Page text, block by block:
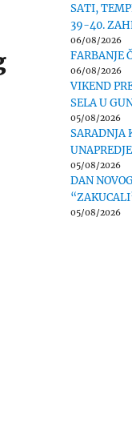
SATI,
39-40.
06/08/2026
FARBANJE
06/08/2026
VIKEND
SELA U
05/08/2026
SARADNJA
05/08/2026
DAN
05/08/2026